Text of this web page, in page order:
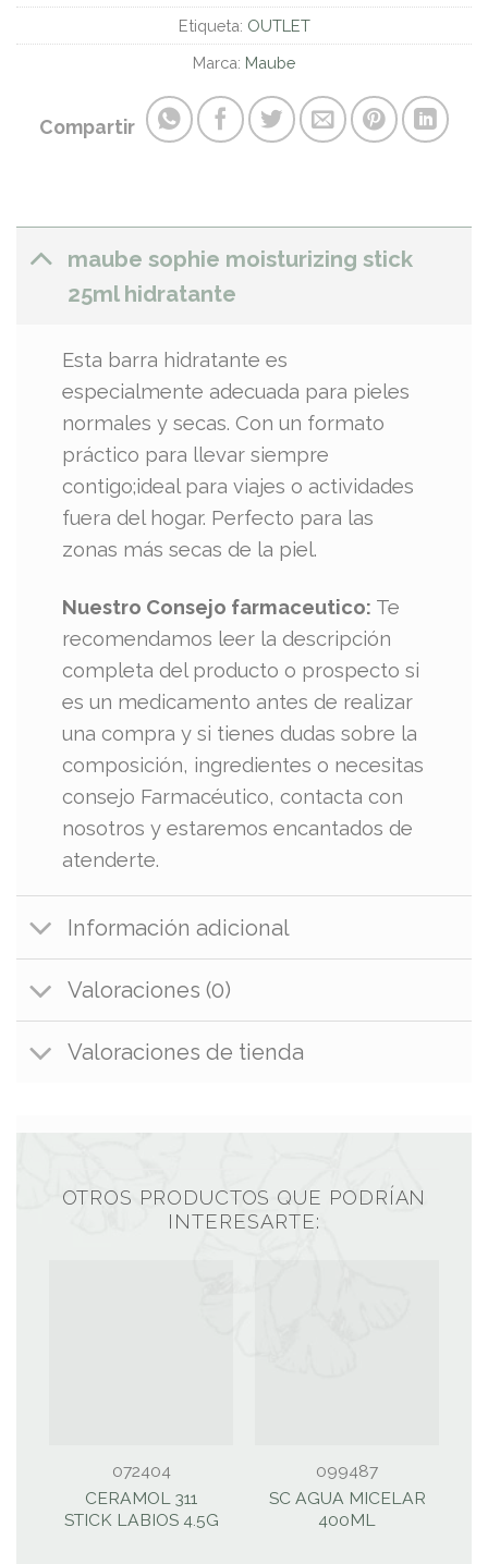
Etiqueta: OUTLET
Marca: Maube
Compartir
maube sophie moisturizing stick
25ml hidratante
Esta barra hidratante es
especialmente adecuada para pieles
normales y secas. Con un formato
práctico para llevar siempre
contigo;ideal para viajes o actividades
fuera del hogar. Perfecto para las
zonas más secas de la piel.
Nuestro Consejo farmaceutico: Te
recomendamos leer la descripción
completa del producto o prospecto si
es un medicamento antes de realizar
una compra y si tienes dudas sobre la
composición, ingredientes o necesitas
consejo Farmacéutico, contacta con
nosotros y estaremos encantados de
atenderte.
Información adicional
Valoraciones (0)
Valoraciones de tienda
OTROS PRODUCTOS QUE PODRÍAN
INTERESARTE:
072404
CERAMOL 311
STICK LABIOS 4.5G
099487
SC AGUA MICELAR
400ML